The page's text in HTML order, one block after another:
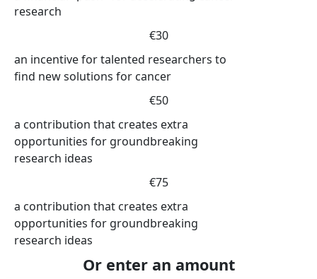
research
€30
an incentive for talented researchers to
find new solutions for cancer
€50
a contribution that creates extra
opportunities for groundbreaking
research ideas
€75
a contribution that creates extra
opportunities for groundbreaking
research ideas
Or enter an amount